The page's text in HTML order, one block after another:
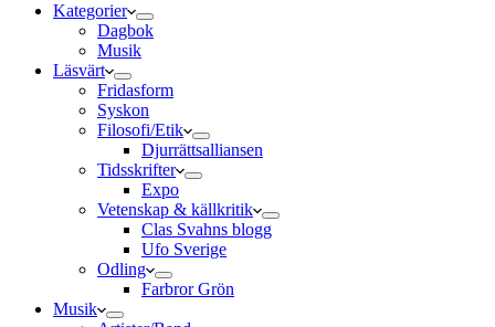
Kategorier
Dagbok
Musik
Läsvärt
Fridasform
Syskon
Filosofi/Etik
Djurrättsalliansen
Tidsskrifter
Expo
Vetenskap & källkritik
Clas Svahns blogg
Ufo Sverige
Odling
Farbror Grön
Musik